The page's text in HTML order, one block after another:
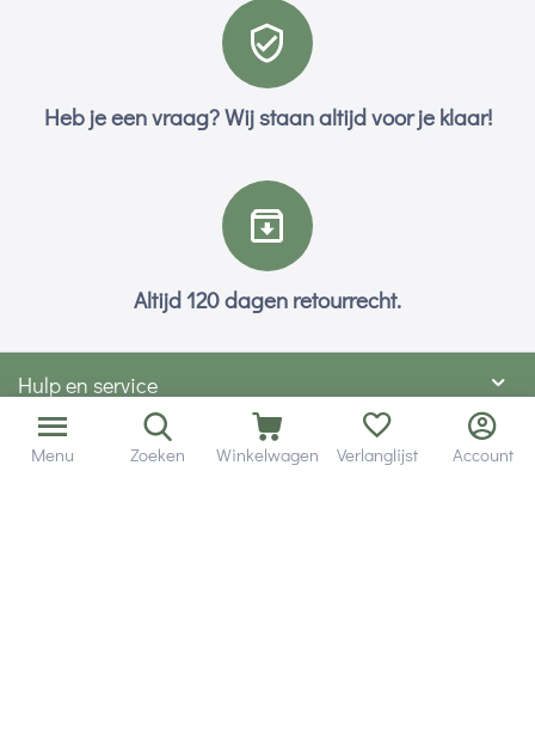
Heb je een vraag? Wij staan altijd voor je klaar!
Altijd 120 dagen retourrecht.
Hulp en service
Contact gegevens
Menu Zoeken Winkelwagen Verlanglijst Account